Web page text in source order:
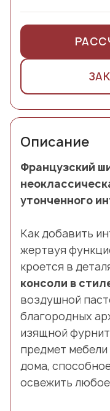
Описание
Французский
утонченного
Как добавить
жертвуя
кроется в
консоли в
воздушной
благородных
изящной
предмет
дома,
освежить